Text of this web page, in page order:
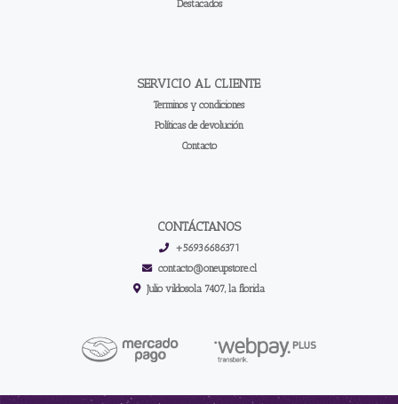
Destacados
SERVICIO AL CLIENTE
Terminos y condiciones
Políticas de devolución
Contacto
CONTÁCTANOS
+56936686371
contacto@oneupstore.cl
Julio vildosola 7407, la florida